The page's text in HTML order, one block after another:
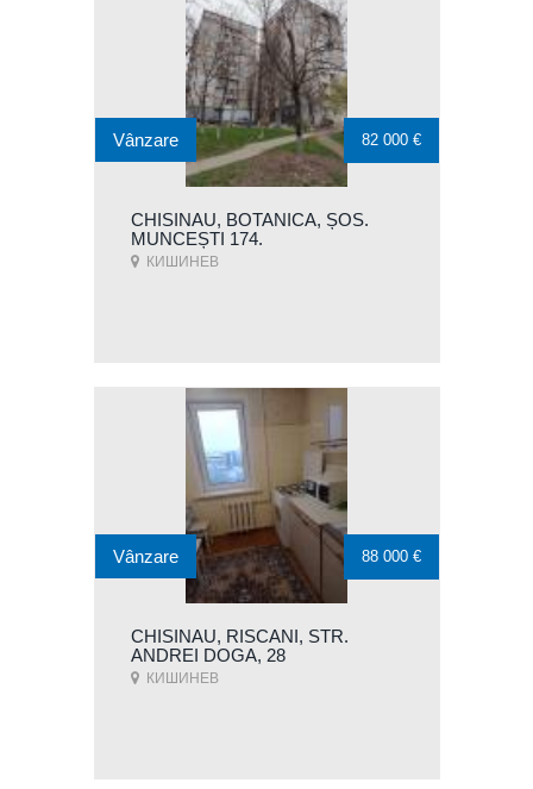
CHISINAU, BOTANICA, ȘOS.
MUNCEȘTI 174.
КИШИНЕВ
Vânzare 82 000 €
CHISINAU, RISCANI, STR.
ANDREI DOGA, 28
КИШИНЕВ
Vânzare 88 000 €